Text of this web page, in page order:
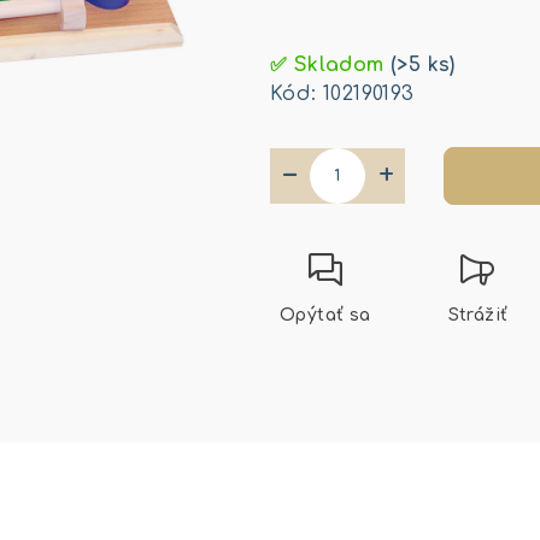
cena:
✅ Skladom (>5 ks)
Kód: 102190193
+
−
Opýtať sa Strážiť